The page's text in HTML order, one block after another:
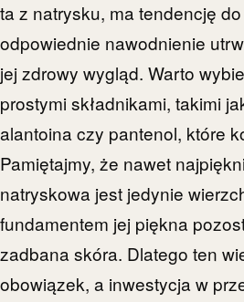
ta z natrysku, ma tendencję
odpowiednie nawodnienie
jej zdrowy wygląd. Warto
prostymi składnikami, takimi
alantoina czy pantenol, które
Pamiętajmy, że nawet
natryskowa jest jedynie
fundamentem jej piękna
zadbana skóra. Dlatego ten
obowiązek, a inwestycja w